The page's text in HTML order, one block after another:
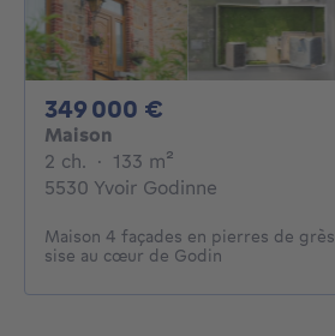
349 000 €
Maison
2 ch. 2 chambres
· 133 m²
5530 Yvoir Godinne
Maison 4 façades en pierres de grès
sise au cœur de Godin